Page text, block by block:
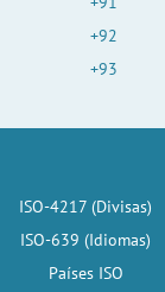
+92
+93
ISO-4217 (Divisas)
ISO-639 (Idiomas)
Países ISO